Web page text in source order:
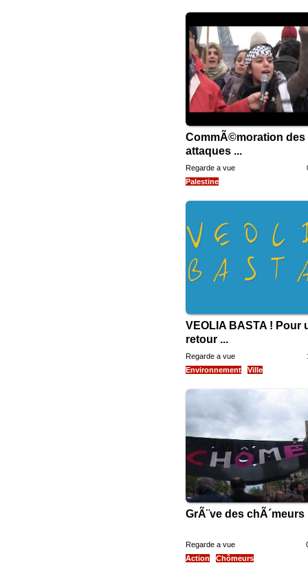
CommÃ©moration des
attaques ...
Regarde a vue
Palestine
VEOLIA BASTA ! Pour
retour ...
Regarde a vue
Environnement
Ville
GrÃ¨ve des chÃ´meurs
Regarde a vue
Action
Chômeurs